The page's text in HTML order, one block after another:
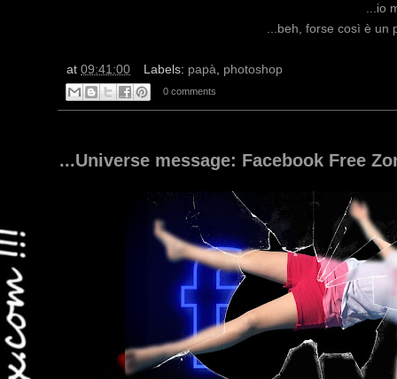
...io
...beh, forse così è
at 09:41:00 Labels: papà, photoshop
0 comments
...Universe message: Facebook Free